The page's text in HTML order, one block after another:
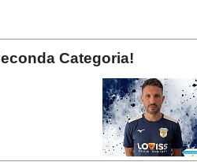
Categoria!